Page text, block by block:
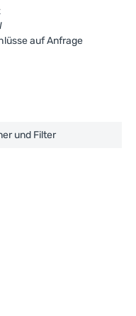
auf Anfrage
und Filter